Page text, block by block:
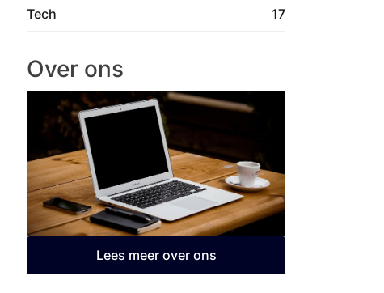
Tech 17
Over ons
Lees meer over ons